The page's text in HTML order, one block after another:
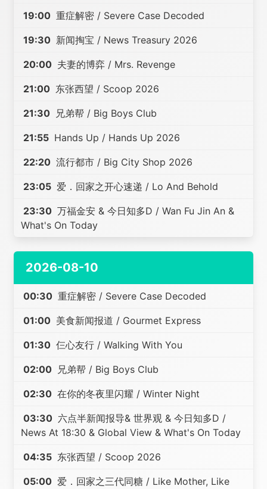
19:00 重症解密 / Severe Case Decoded
19:30 新闻掏宝 / News Treasury 2026
20:00 夫妻的博弈 / Mrs. Revenge
21:00 东张西望 / Scoop 2026
21:30 兄弟帮 / Big Boys Club
21:55 Hands Up / Hands Up 2026
22:20 流行都市 / Big City Shop 2026
23:05 爱．回家之开心速递 / Lo And Behold
23:30 万福金安 & 今日知多D / Wan Fu Jin An &
What's On Today
2026-08-10
00:30 重症解密 / Severe Case Decoded
01:00 美食新闻报道 / Gourmet Express
01:30 仨心友行 / Walking With You
02:00 兄弟帮 / Big Boys Club
02:30 在你的冬夜里闪耀 / Winter Night
03:30 六点半新闻报导& 世界观 & 今日知多D /
News At 18:30 & Global View & What's On Today
04:35 东张西望 / Scoop 2026
05:00 爱．回家之三代同糖 / Like Mother, Like